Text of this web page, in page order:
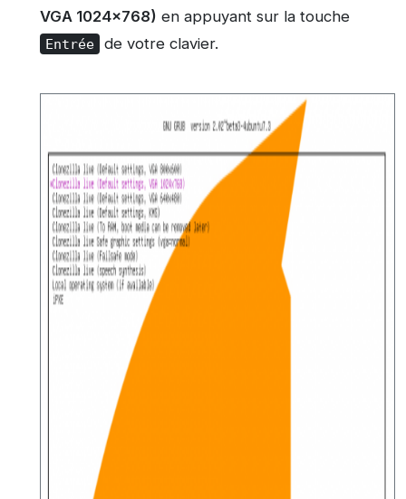
VGA 1024×768) en appuyant sur la touche
Entrée de votre clavier.